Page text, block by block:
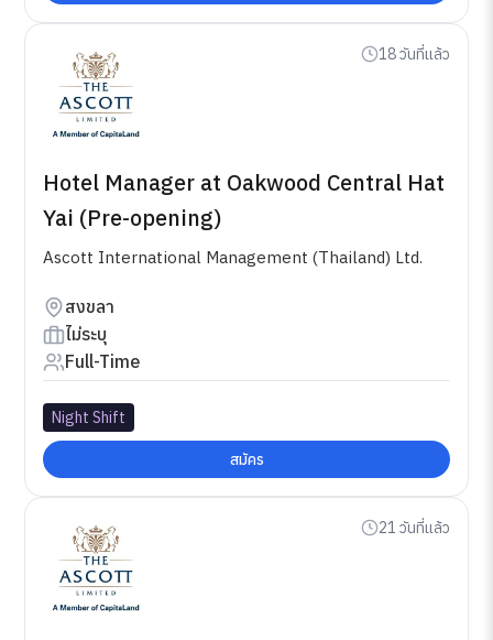
18 วันที่แล้ว
Hotel Manager at Oakwood Central Hat
Yai (Pre-opening)
Ascott International Management (Thailand) Ltd.
สงขลา
ไม่ระบุ
Full-Time
Night Shift
สมัคร
21 วันที่แล้ว